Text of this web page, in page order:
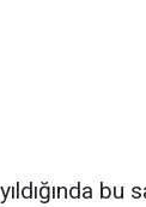
bu